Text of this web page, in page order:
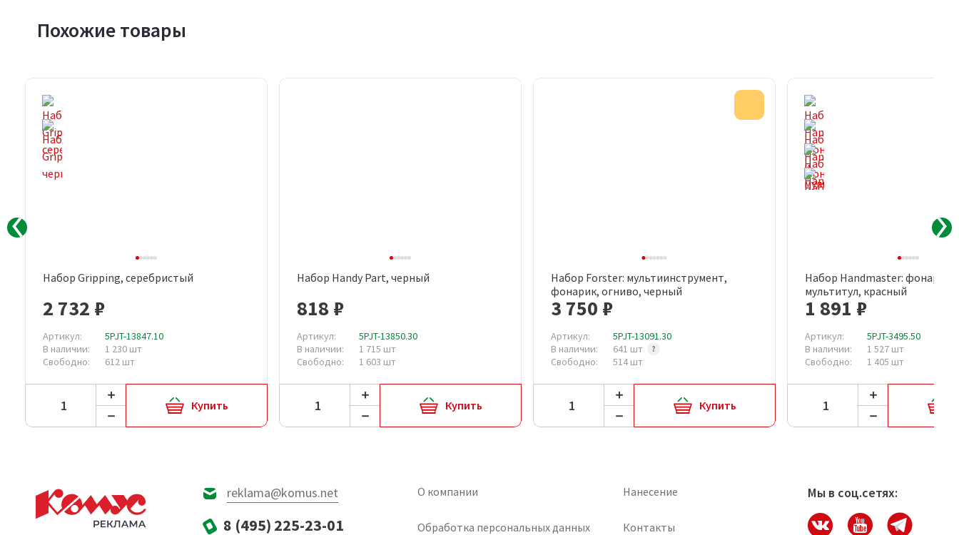
Похожие товары
Быстрый просмотр
Набор Gripping, серебристый
2 732 ₽
Артикул:
5PJT-13847.10
В наличии:
1 230 шт
Свободно:
612 шт
Купить
Быстрый просмотр
Набор Handy Part, черный
818 ₽
Артикул:
5PJT-13850.30
В наличии:
1 715 шт
Свободно:
1 603 шт
Купить
Быстрый просмотр
Набор Forster: мультиинструмент,
фонарик, огниво, черный
3 750 ₽
Артикул:
5PJT-13091.30
В наличии:
641 шт
Свободно:
514 шт
Купить
Быстрый просмотр
Набор Handmaster: фонарик и
мультитул, красный
1 891 ₽
Артикул:
5PJT-3495.50
В наличии:
1 527 шт
Свободно:
1 405 шт
reklama@komus.net
8 (495) 225-23-01
О компании Нанесение
Обработка персональных данных Контакты
Мы в соц.сетях: